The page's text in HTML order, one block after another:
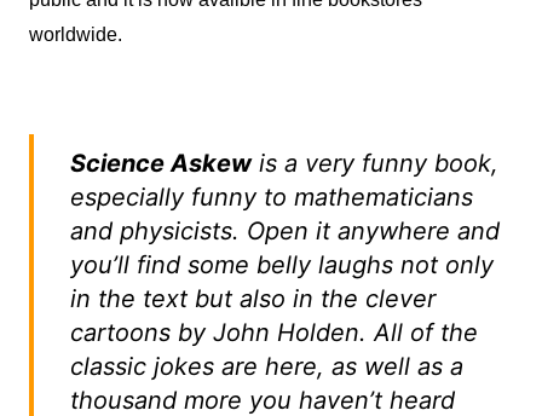
worldwide.
Science Askewis a very funny book,
especially funny to mathematicians
and physicists. Open it anywhere and
you’ll find some belly laughs not only
in the text but also in the clever
cartoons by John Holden. All of the
classic jokes are here, as well as a
thousand more you haven’t heard